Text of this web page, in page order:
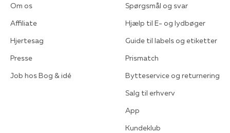
Om os
Affiliate
Hjertesag
Presse
Job hos Bog & idé
Spørgsmål og svar
Hjælp til E- og lydbøger
Guide til labels og etiketter
Prismatch
Bytteservice og returnering
Salg til erhverv
App
Kundeklub